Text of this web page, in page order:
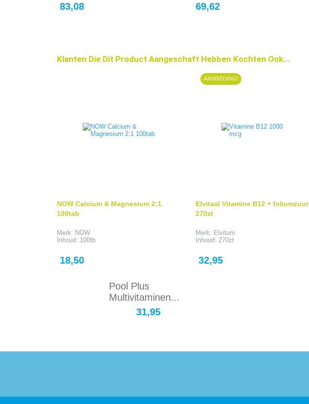
Prijs
83,08 Prijs
69,62
Klanten Die Dit Product Aangeschaft Hebben Kochten Ook...
NOW Calcium & Magnesium 2:1
100tab
Merk: NOW
Inhoud: 100tb
Prijs
18,50
Elvitaal Vitamine B12 + foliumzuur
270zt
Merk: Elvitum
Inhoud: 270zt
Prijs
32,95
AANBIEDING!
Pool Plus
Multivitaminen...
31,95